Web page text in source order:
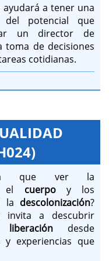
a tener una
del potencial que
un director de
toma de decisiones
cotidianas.
que ver la
el cuerpoy los
la descolonización?
invita a descubrir
desde
y experiencias que